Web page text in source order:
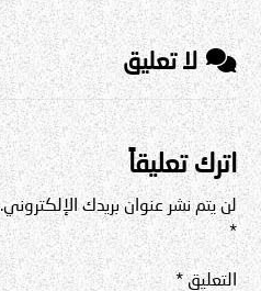
لا تعليق
اترك تعليقاً
لن يتم نشر عنوان بريدك الإلكتروني.
*
التعليق*